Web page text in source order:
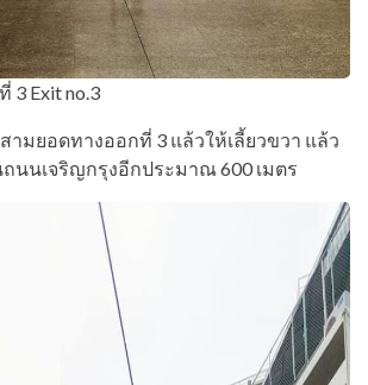
3 Exit no.3
ามยอดทางออกที่ 3 แล้วให้เลี้ยวขวา แล้ว
ถนนเจริญกรุงอีกประมาณ 600 เมตร